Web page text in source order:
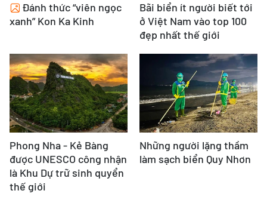
Đánh thức “viên ngọc
xanh” Kon Ka Kinh
Bãi biển ít người biết tới
ở Việt Nam vào top 100
đẹp nhất thế giới
Phong Nha - Kẻ Bàng
được UNESCO công nhận
là Khu Dự trữ sinh quyển
thế giới
Những người lặng thầm
làm sạch biển Quy Nhơn